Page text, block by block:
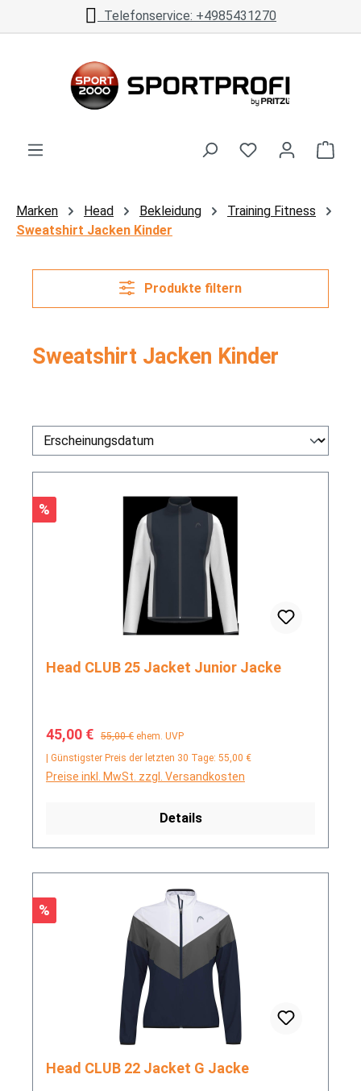
Zum Hauptinhalt springenTelefonservice: +4985431270
Marken Head Bekleidung
Training Fitness
Sweatshirt Jacken Kinder
Produkte filtern
Sweatshirt Jacken Kinder
Rabatt
%
Head CLUB 25 Jacket Junior Jacke
Verkaufspreis:
45,00 € Regulärer Preis:
55,00 € ehem. UVP
| Günstigster Preis der letzten 30 Tage: 55,00 €
Preise inkl. MwSt. zzgl. Versandkosten
Details
Rabatt
%
Head CLUB 22 Jacket G Jacke